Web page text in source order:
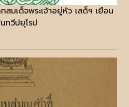
สมเด็จพระเจ้าอยู่หัว เสด็ฯ เยือน
นทวีปยุโรป